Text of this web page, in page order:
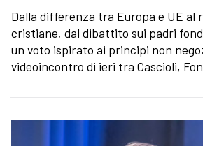
Dalla differenza tra Europa e UE al
cristiane, dal dibattito sui padri
un voto ispirato ai principi non
videoincontro di ieri tra Cascioli,